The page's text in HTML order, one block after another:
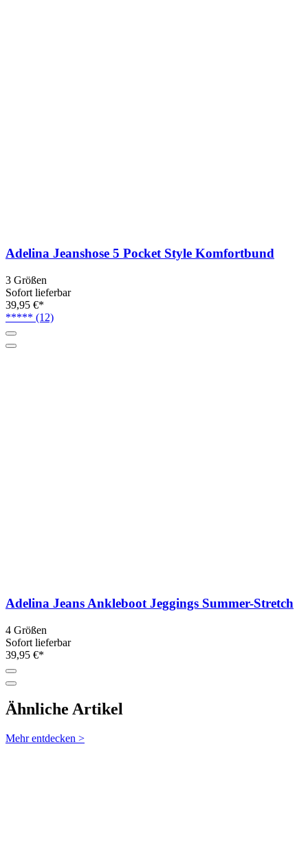
Adelina Jeanshose 5 Pocket Style Komfortbund
3 Größen
Sofort lieferbar
39,95 €*
***** (12)
Adelina Jeans Ankleboot Jeggings Summer-Stretch
4 Größen
Sofort lieferbar
39,95 €*
Ähnliche Artikel
Mehr entdecken >